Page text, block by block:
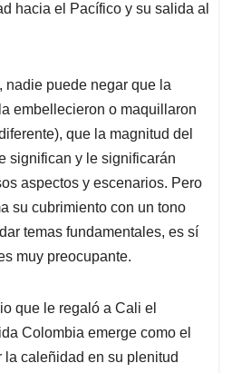
hacia el Pacífico y su salida al
nadie puede negar que la
embellecieron o maquillaron
que la magnitud del
significan y le significarán
aspectos y escenarios. Pero
su cubrimiento con un tono
temas fundamentales, es sí
muy preocupante.
que le regaló a Cali el
Colombia emerge como el
caleñidad en su plenitud